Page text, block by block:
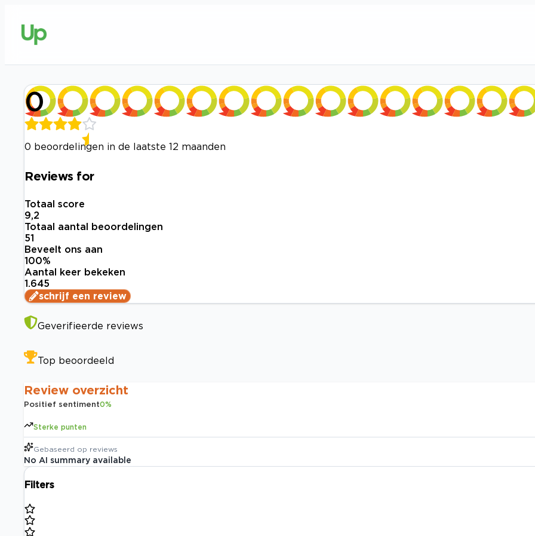
0
0 beoordelingen in de laatste 12 maanden
Reviews for
Totaal score
9,2
Totaal aantal beoordelingen
51
Beveelt ons aan
100%
Aantal keer bekeken
1.645
schrijf een review
Geverifieerde reviews
Top beoordeeld
Review overzicht
Positief sentiment0%
Sterke punten
Gebaseerd op reviews
No AI summary available
Filters